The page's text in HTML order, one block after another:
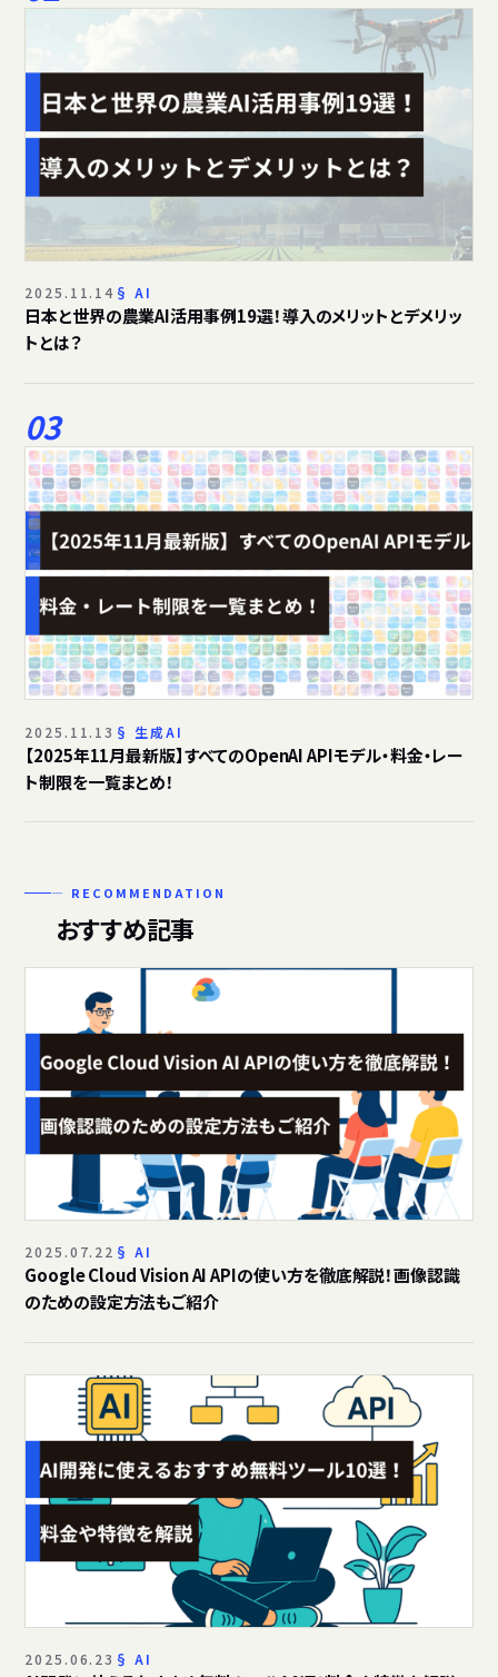
2025.11.14 AI
日本と世界の農業AI活用事例19選！導入のメリットとデメリッ
トとは？
2025.11.13 生成AI
【2025年11月最新版】すべてのOpenAI APIモデル・料金・レー
ト制限を一覧まとめ！
— RECOMMENDATION
おすすめ記事
2025.07.22 AI
Google Cloud Vision AI APIの使い方を徹底解説！画像認識
のための設定方法もご紹介
2025.06.23 AI